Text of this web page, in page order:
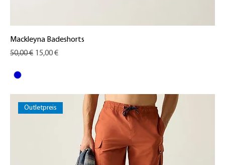
Mackleyna Badeshorts
Standardpreis
50,00 € Sale-Preis
15,00 €
Outletpreis